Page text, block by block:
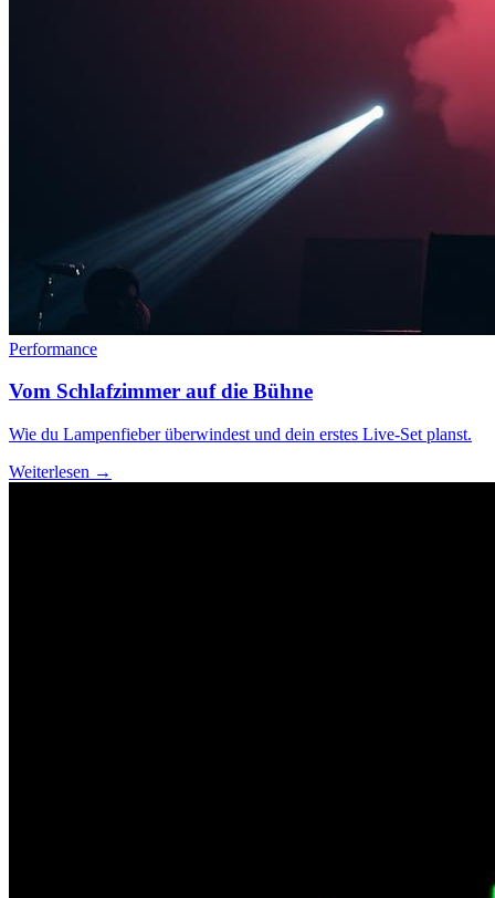
Performance
Vom Schlafzimmer auf die Bühne
Wie du Lampenfieber überwindest und dein erstes Live-Set planst.
Weiterlesen →